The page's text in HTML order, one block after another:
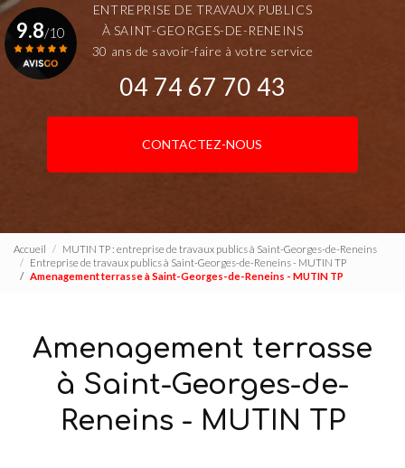
ENTREPRISE DE TRAVAUX PUBLICS
À SAINT-GEORGES-DE-RENEINS
30 ans de savoir-faire à votre service
04 74 67 70 43
CONTACTEZ-NOUS
9.8/10
Accueil
MUTIN TP : entreprise de travaux publics à Saint-Georges-de-Reneins
Entreprise de travaux publics à Saint-Georges-de-Reneins - MUTIN TP
Amenagement terrasse à Saint-Georges-de-Reneins - MUTIN TP
Amenagement terrasse
à Saint-Georges-de-
Reneins - MUTIN TP